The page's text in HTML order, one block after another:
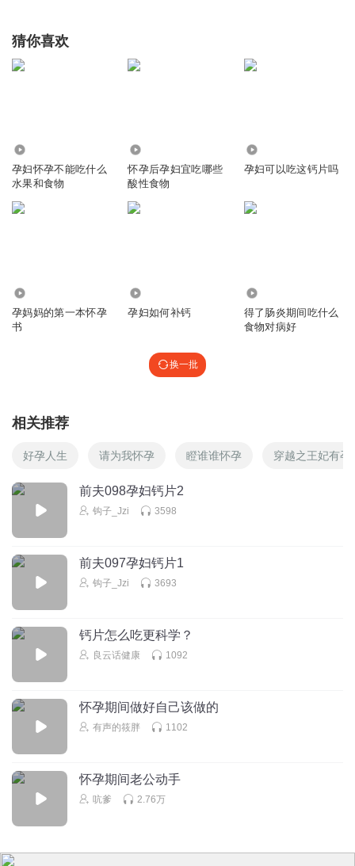
猜你喜欢
孕妇怀孕不能吃什么
水果和食物
怀孕后孕妇宜吃哪些
酸性食物
孕妇可以吃这钙片吗
孕妈妈的第一本怀孕
书
孕妇如何补钙
得了肠炎期间吃什么
食物对病好
换一批
相关推荐
好孕人生 请为我怀孕 瞪谁谁怀孕 穿越之王妃有孕
前夫098孕妇钙片2
钩子_Jzi 3598
前夫097孕妇钙片1
钩子_Jzi 3693
钙片怎么吃更科学？
良云话健康 1092
怀孕期间做好自己该做的
有声的筱胖 1102
怀孕期间老公动手
吭爹 2.76万